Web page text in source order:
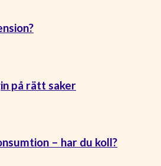
på rätt saker
– har du koll?